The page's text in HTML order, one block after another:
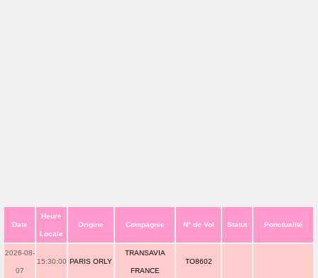
Date
Heure
Locale
Origine Compagnie N° de Vol Statut Ponctualité
2026-08-
07
15:30:00 PARIS ORLY
TRANSAVIA
FRANCE
TO8602